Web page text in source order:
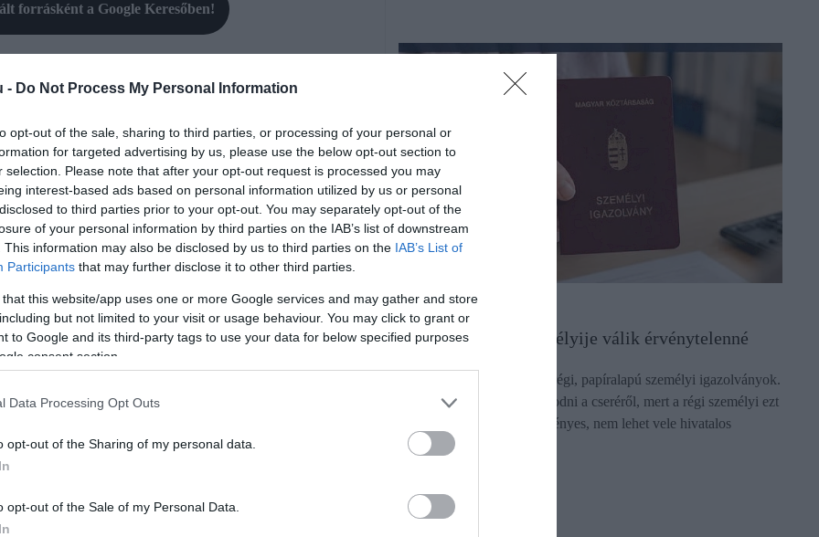
- Do Not Process My Personal Information
opt-out of the sale, sharing to third parties, or processing of your personal or
for targeted advertising by us, please use the below opt-out section to
selection. Please note that after your opt-out request is processed you may
interest-based ads based on personal information utilized by us or personal
to third parties prior to your opt-out. You may separately opt-out of the
of your personal information by third parties on the IAB’s list of downstream
This information may also be disclosed by us to third parties on the IAB’s List of
Participants that may further disclose it to other third parties.
that this website/app uses one or more Google services and may gather and store
but not limited to your visit or usage behaviour. You may click to grant or
to Google and its third-party tags to use your data for below specified purposes
consent section.
Data Processing Opt Outs
opt-out of the Sharing of my personal data.
opt-out of the Sale of my Personal Data.
forrásként a Google Keresőben!
cellák kerültek, amelyekkel a hírek szerint az
130 ezer ember személyije válik érvénytelenné
Augusztus 3-án lejárnak a régi, papíralapú személyi igazolványok.
Érdemes mielőbb gondoskodni a cseréről, mert a régi személyi ezt
követően már nem lesz érvényes, nem lehet vele hivatalos
ügyeket…